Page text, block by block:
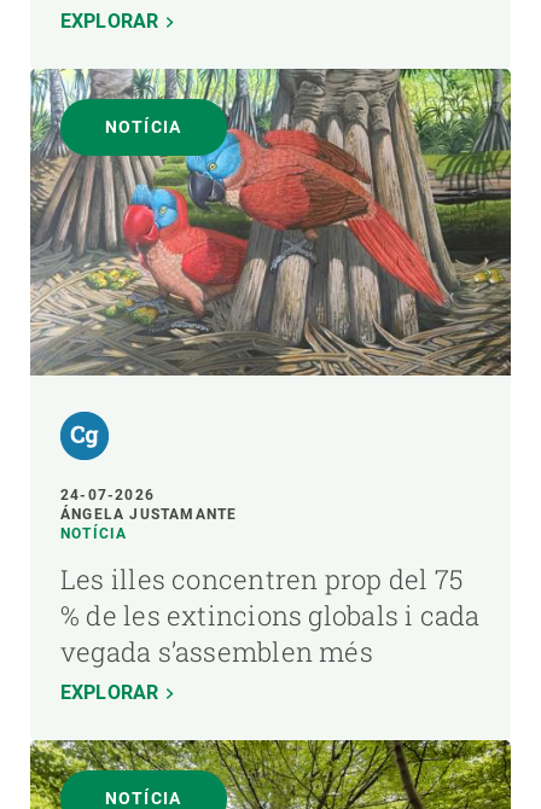
EXPLORAR
NOTÍCIA
24-07-2026
ÁNGELA JUSTAMANTE
NOTÍCIA
Les illes concentren prop del 75
% de les extincions globals i cada
vegada s’assemblen més
EXPLORAR
NOTÍCIA